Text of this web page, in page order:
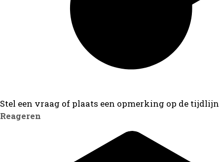
Stel een vraag of plaats een opmerking op de tijdlijn
Reageren